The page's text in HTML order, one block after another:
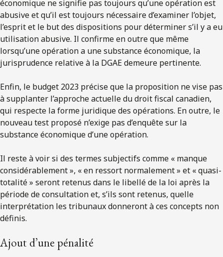
économique ne signifie pas toujours qu’une opération est
abusive et qu’il est toujours nécessaire d’examiner l’objet,
l’esprit et le but des dispositions pour déterminer s’il y a eu
utilisation abusive. Il confirme en outre que même
lorsqu’une opération a une substance économique, la
jurisprudence relative à la DGAE demeure pertinente.
Enfin, le budget 2023 précise que la proposition ne vise pas
à supplanter l’approche actuelle du droit fiscal canadien,
qui respecte la forme juridique des opérations. En outre, le
nouveau test proposé n’exige pas d’enquête sur la
substance économique d’une opération.
Il reste à voir si des termes subjectifs comme « manque
considérablement », « en ressort normalement » et « quasi-
totalité » seront retenus dans le libellé de la loi après la
période de consultation et, s’ils sont retenus, quelle
interprétation les tribunaux donneront à ces concepts non
définis.
Ajout d’une pénalité